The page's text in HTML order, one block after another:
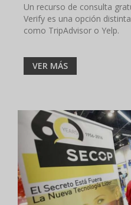
Un recurso de consulta
Verify es una opción
como TripAdvisor o Yelp.
VER MÁS